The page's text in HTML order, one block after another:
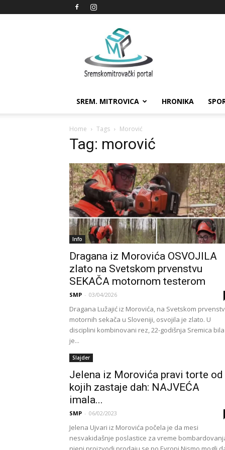
Sremskomitrovački
portal
SREM. MITROVICA HRONIKA
Home Tags Morović
Tag: morović
Info
Dragana iz Morovića OSVOJILA
zlato na Svetskom prvenstvu
SEKAČA motornom testerom
SMP - 03/04/2026
Dragana Lužajić iz Morovića, na Svetskom
motornih sekača u Sloveniji, osvojila je zlato. U
disciplini kombinovani rez, 22-godišnja Sremica bila
je...
Slajder
Jelena iz Morovića pravi torte od
kojih zastaje dah: NAJVEĆA
imala...
SMP - 06/02/2023
Jelena Ujvari iz Morovića počela je da mesi
nesvakidašnje poslastice za vreme